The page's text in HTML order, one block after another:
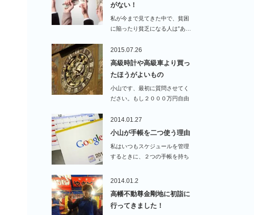
がない！
私が今まで見てきた中で、貧困
に陥ったり貧乏になる人は”あ…
2015.07.26
高級時計や高級車より買っ
たほうがよいもの
小山です、最初に質問させてく
ださい。もし２０００万円自由
2014.01.27
小山が手帳を二つ使う理由
私はいつもスケジュールを管理
するときに、２つの手帳を持ち
2014.01.2
高幡不動尊金剛地に初詣に
行ってきました！